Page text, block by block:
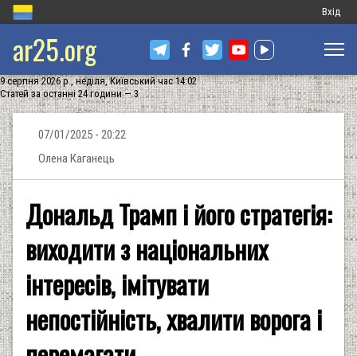
Меню
запису
Вхід
ar25.org
9 серпня 2026 р., неділя, Київський час 14:02
Статей за останні 24 години — 3
07/01/2025 - 20:22
Олена Каганець
Дональд Трамп і його стратегія:
виходити з національних
інтересів, імітувати
непостійність, хвалити ворога і